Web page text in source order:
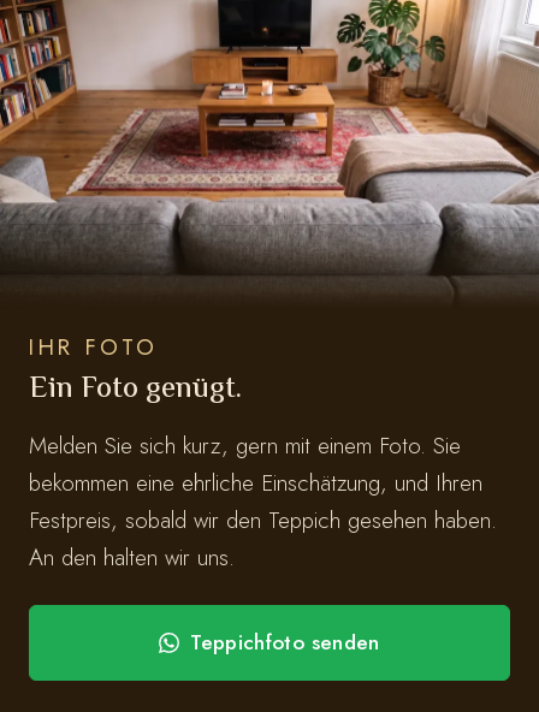
IHR FOTO
Ein Foto genügt.
Melden Sie sich kurz, gern mit einem Foto. Sie
bekommen eine ehrliche Einschätzung, und Ihren
Festpreis, sobald wir den Teppich gesehen haben.
An den halten wir uns.
Teppichfoto senden